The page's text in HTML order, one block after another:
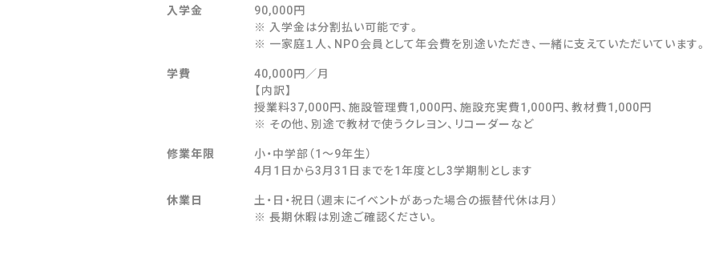
入学金
90,000円
※ 入学金は分割払い可能です。
※ 一家庭１人、NPO会員として年会費を別途いただき、一緒に支えていただいています。
学費
40,000円／月
【内訳】
授業料37,000円、施設管理費1,000円、施設充実費1,000円、教材費1,000円
※ その他、別途で教材で使うクレヨン、リコーダーなど
修業年限
小・中学部（1〜9年生）
4月1日から3月31日までを1年度とし3学期制とします
休業日
土・日・祝日（週末にイベントがあった場合の振替代休は月）
※ 長期休暇は別途ご確認ください。